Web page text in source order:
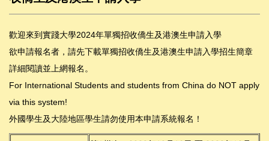
歡迎來到實踐大學2024年單獨招收僑生及港澳生申請入學
欲申請報名者，請先下載單獨招收僑生及港澳生申請入學招生簡章
詳細閱讀並上網報名。
For International Students and students from China do NOT apply
via this system!
外國學生及大陸地區學生請勿使用本申請系統報名！